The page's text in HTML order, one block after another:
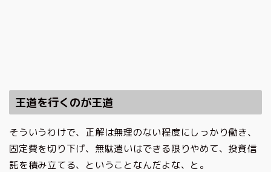
王道を行くのが王道
そういうわけで、正解は無理のない程度にしっかり働き、
固定費を切り下げ、無駄遣いはできる限りやめて、投資信
託を積み立てる、ということなんだよな、と。